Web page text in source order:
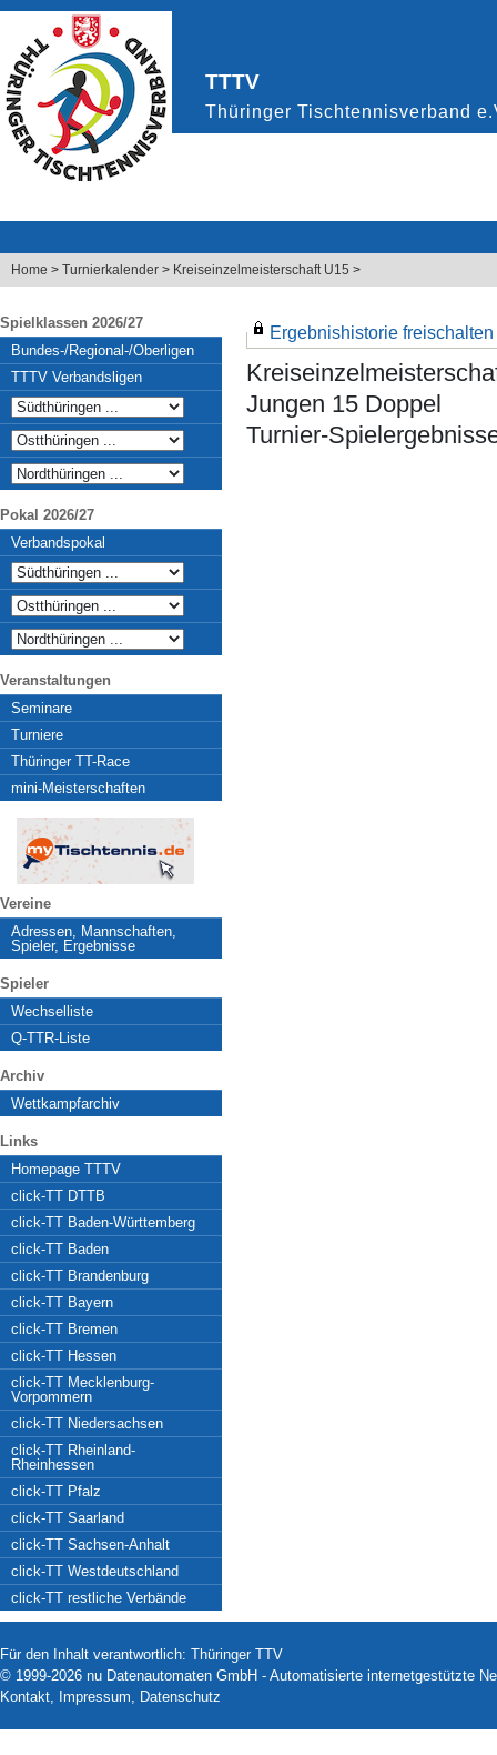
Home > Turnierkalender > Kreiseinzelmeisterschaft U15 >
Spielklassen 2026/27
Bundes-/Regional-/Oberligen
TTTV Verbandsligen
Pokal 2026/27
Verbandspokal
Veranstaltungen
Seminare
Turniere
Thüringer TT-Race
mini-Meisterschaften
Vereine
Adressen, Mannschaften,
Spieler, Ergebnisse
Spieler
Wechselliste
Q-TTR-Liste
Archiv
Wettkampfarchiv
Links
Homepage TTTV
click-TT DTTB
click-TT Baden-Württemberg
click-TT Baden
click-TT Brandenburg
click-TT Bayern
click-TT Bremen
click-TT Hessen
click-TT Mecklenburg-
Vorpommern
click-TT Niedersachsen
click-TT Rheinland-
Rheinhessen
click-TT Pfalz
click-TT Saarland
click-TT Sachsen-Anhalt
click-TT Westdeutschland
click-TT restliche Verbände
Ergebnishistorie freischalten
Jungen 15 Doppel
Turnier-
Für den Inhalt verantwortlich: Thüringer TTV
© 1999-2026 nu Datenautomaten GmbH - Automatisierte internetgestützte
Kontakt, Impressum, Datenschutz